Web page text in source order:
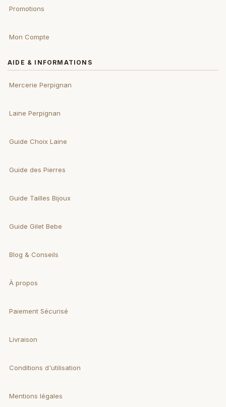
Promotions
Mon Compte
AIDE & INFORMATIONS
Mercerie Perpignan
Laine Perpignan
Guide Choix Laine
Guide des Pierres
Guide Tailles Bijoux
Guide Gilet Bebe
Blog & Conseils
À propos
Paiement Sécurisé
Livraison
Conditions d'utilisation
Mentions légales